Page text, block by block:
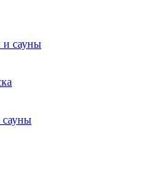
и сауны
сауны